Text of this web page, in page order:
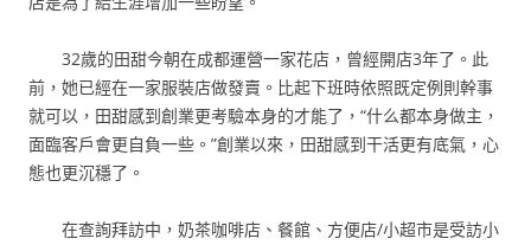
32歲的田甜今朝在成都運營一家花店，曾經開店3年了。此
前，她已經在一家服裝店做發賣。比起下班時依照既定例則幹事
就可以，田甜感到創業更考驗本身的才能了，“什么都本身做主，
面臨客戶會更自負一些。”創業以來，田甜感到干活更有底氣，心
態也更沉穩了。
在查詢拜訪中，奶茶咖啡店、餐館、方便店/小超市是受訪小